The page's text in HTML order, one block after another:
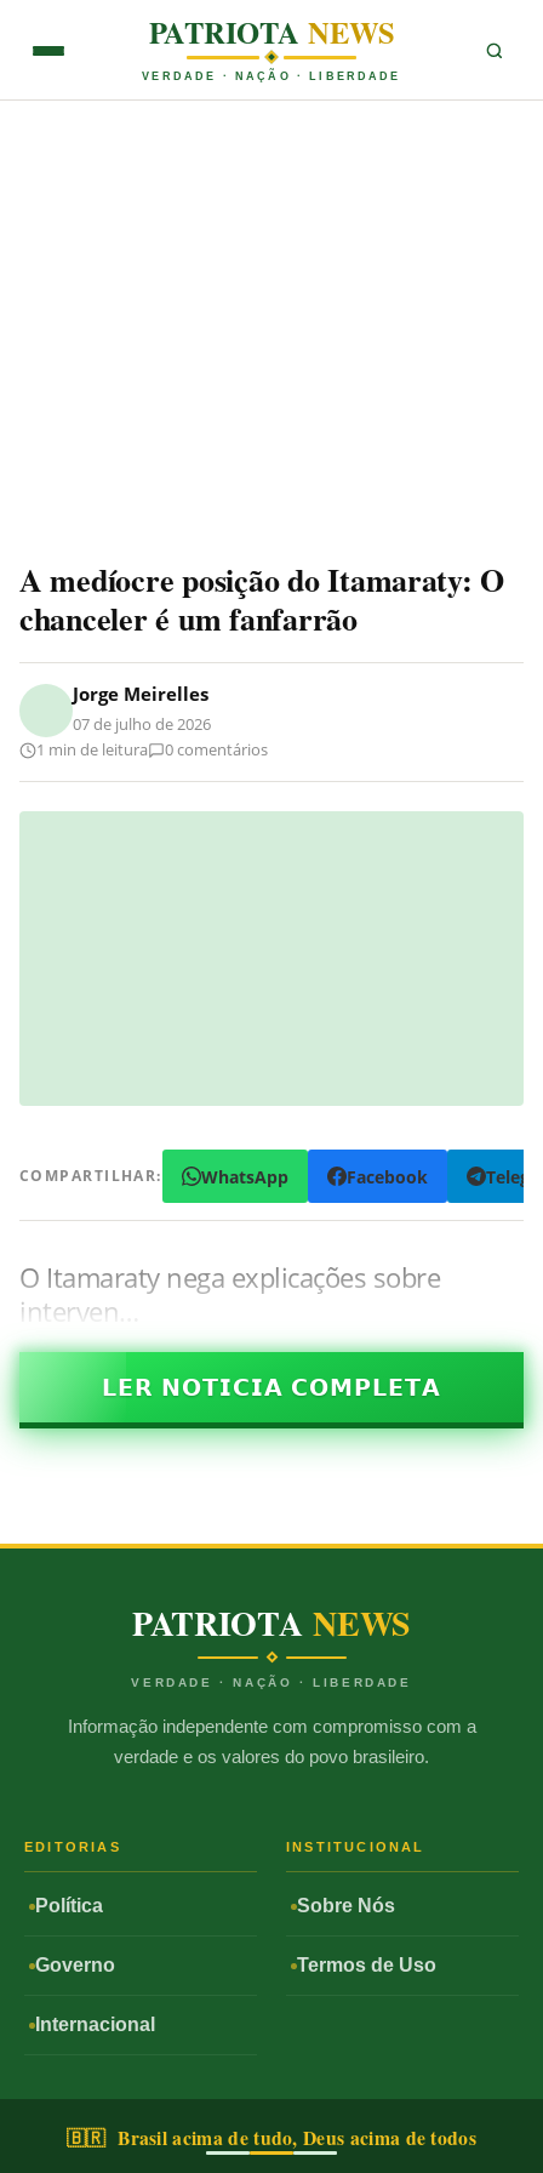
PATRIOTANEWS
VERDADE · NAÇÃO · LIBERDADE
A medíocre posição do Itamaraty: O
chanceler é um fanfarrão
Jorge Meirelles
07 de julho de 2026
1 min de leitura
0 comentários
COMPARTILHAR: WhatsApp Facebook
O Itamaraty nega explicações sobre
interven…
𝗟𝗘𝗥 𝗡𝗢𝗧𝗜𝗖𝗜𝗔 𝗖𝗢𝗠𝗣𝗟𝗘𝗧𝗔
PATRIOTANEWS
VERDADE · NAÇÃO · LIBERDADE
Informação independente com compromisso com a
verdade e os valores do povo brasileiro.
EDITORIAS
Política
Governo
Internacional
INSTITUCIONAL
Sobre Nós
Termos de Uso
🇧🇷 Brasil acima de tudo, Deus acima de todos